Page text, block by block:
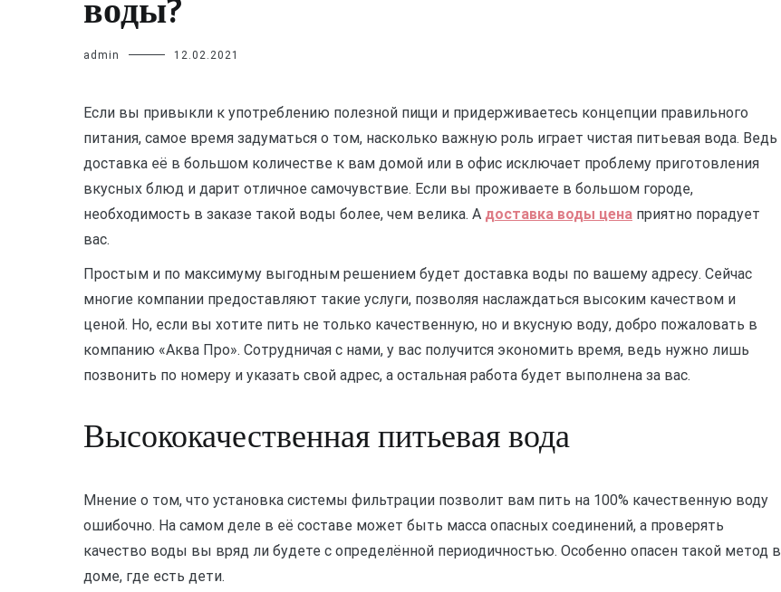
воды?
admin 12.02.2021
Если вы привыкли к употреблению полезной пищи и придерживаетесь концепции правильного
питания, самое время задуматься о том, насколько важную роль играет чистая питьевая вода. Ведь
доставка её в большом количестве к вам домой или в офис исключает проблему приготовления
вкусных блюд и дарит отличное самочувствие. Если вы проживаете в большом городе,
необходимость в заказе такой воды более, чем велика. А доставка воды цена приятно порадует
вас.
Простым и по максимуму выгодным решением будет доставка воды по вашему адресу. Сейчас
многие компании предоставляют такие услуги, позволяя наслаждаться высоким качеством и
ценой. Но, если вы хотите пить не только качественную, но и вкусную воду, добро пожаловать в
компанию «Аква Про». Сотрудничая с нами, у вас получится экономить время, ведь нужно лишь
позвонить по номеру и указать свой адрес, а остальная работа будет выполнена за вас.
Высококачественная питьевая вода
Мнение о том, что установка системы фильтрации позволит вам пить на 100% качественную воду
ошибочно. На самом деле в её составе может быть масса опасных соединений, а проверять
качество воды вы вряд ли будете с определённой периодичностью. Особенно опасен такой метод в
доме, где есть дети.